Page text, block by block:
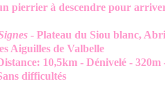
à descendre pour arriver
- Plateau du Siou blanc,
de Valbelle
10,5km - Dénivelé - 320m -